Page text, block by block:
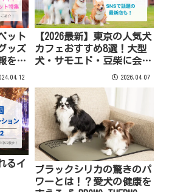
ット
ッズ
をご
【2026最新】東京の人気犬
カフェおすすめ8選！大型
犬・サモエド・豆柴に会え
2026.04.07
るイ
ブラックシリカの驚きのパ
ワーとは！？愛犬の健康を